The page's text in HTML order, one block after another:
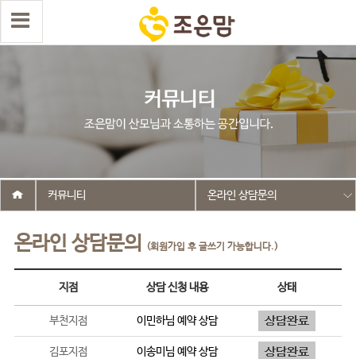
온라인 상담문의 (회원가입 후 글쓰기 가능합니다.)
커뮤니티 온라인 상담문의
지점 상담 신청 내용 상태
부천지점 이민하님 예약 상담
김포지점 이송미 님 예약 상담